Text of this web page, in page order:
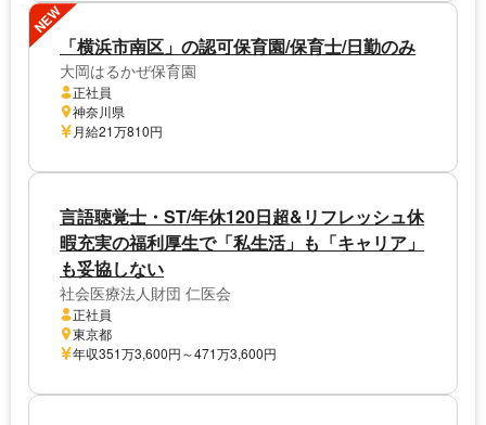
NEW
「横浜市南区」の認可保育園/保育士/日勤のみ
大岡はるかぜ保育園
正社員
神奈川県
月給21万810円
言語聴覚士・ST/年休120日超&リフレッシュ休
暇充実の福利厚生で「私生活」も「キャリア」
も妥協しない
社会医療法人財団 仁医会
正社員
東京都
年収351万3,600円～471万3,600円